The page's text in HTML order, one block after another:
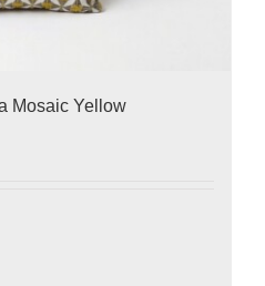
Mosaic Yellow